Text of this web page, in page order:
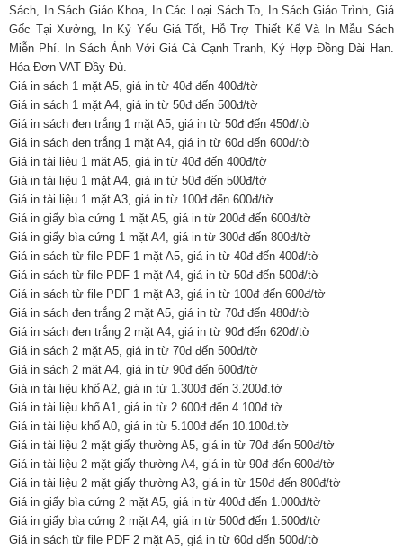
Sách, In Sách Giáo Khoa, In Các Loại Sách To, In Sách Giáo Trình, Giá
Gốc Tại Xưởng, In Kỷ Yếu Giá Tốt, Hỗ Trợ Thiết Kế Và In Mẫu Sách
Miễn Phí. In Sách Ảnh Với Giá Cả Cạnh Tranh, Ký Hợp Đồng Dài Hạn.
Hóa Đơn VAT Đầy Đủ.
Giá in sách 1 mặt A5, giá in từ 40đ đến 400đ/tờ
Giá in sách 1 mặt A4, giá in từ 50đ đến 500đ/tờ
Giá in sách đen trắng 1 mặt A5, giá in từ 50đ đến 450đ/tờ
Giá in sách đen trắng 1 mặt A4, giá in từ 60đ đến 600đ/tờ
Giá in tài liệu 1 mặt A5, giá in từ 40đ đến 400đ/tờ
Giá in tài liệu 1 mặt A4, giá in từ 50đ đến 500đ/tờ
Giá in tài liệu 1 mặt A3, giá in từ 100đ đến 600đ/tờ
Giá in giấy bìa cứng 1 mặt A5, giá in từ 200đ đến 600đ/tờ
Giá in giấy bìa cứng 1 mặt A4, giá in từ 300đ đến 800đ/tờ
Giá in sách từ file PDF 1 mặt A5, giá in từ 40đ đến 400đ/tờ
Giá in sách từ file PDF 1 mặt A4, giá in từ 50đ đến 500đ/tờ
Giá in sách từ file PDF 1 mặt A3, giá in từ 100đ đến 600đ/tờ
Giá in sách đen trắng 2 mặt A5, giá in từ 70đ đến 480đ/tờ
Giá in sách đen trắng 2 mặt A4, giá in từ 90đ đến 620đ/tờ
Giá in sách 2 mặt A5, giá in từ 70đ đến 500đ/tờ
Giá in sách 2 mặt A4, giá in từ 90đ đến 600đ/tờ
Giá in tài liệu khổ A2, giá in từ 1.300đ đến 3.200đ.tờ
Giá in tài liệu khổ A1, giá in từ 2.600đ đến 4.100đ.tờ
Giá in tài liệu khổ A0, giá in từ 5.100đ đến 10.100đ.tờ
Giá in tài liệu 2 mặt giấy thường A5, giá in từ 70đ đến 500đ/tờ
Giá in tài liệu 2 mặt giấy thường A4, giá in từ 90đ đến 600đ/tờ
Giá in tài liệu 2 mặt giấy thường A3, giá in từ 150đ đến 800đ/tờ
Giá in giấy bìa cứng 2 mặt A5, giá in từ 400đ đến 1.000đ/tờ
Giá in giấy bìa cứng 2 mặt A4, giá in từ 500đ đến 1.500đ/tờ
Giá in sách từ file PDF 2 mặt A5, giá in từ 60đ đến 500đ/tờ